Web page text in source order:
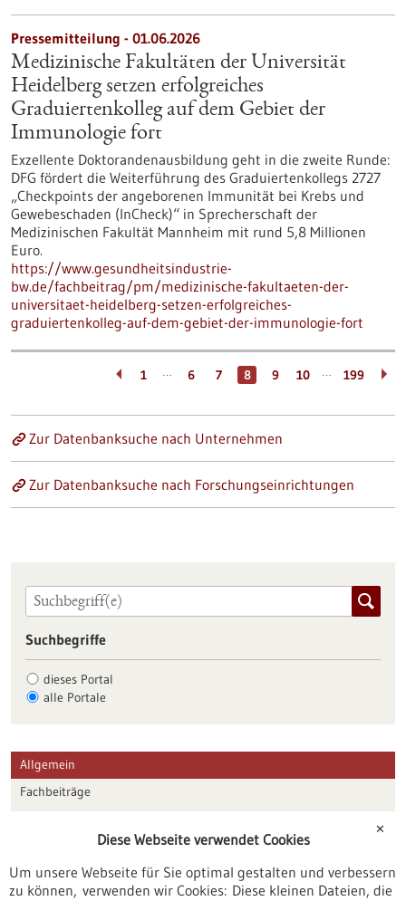
Pressemitteilung - 01.06.2026
Medizinische Fakultäten der Universität
Heidelberg setzen erfolgreiches
Graduiertenkolleg auf dem Gebiet der
Immunologie fort
Exzellente Doktorandenausbildung geht in die zweite Runde:
DFG fördert die Weiterführung des Graduiertenkollegs 2727
„Checkpoints der angeborenen Immunität bei Krebs und
Gewebeschaden (InCheck)“ in Sprecherschaft der
Medizinischen Fakultät Mannheim mit rund 5,8 Millionen
Euro.
https://www.gesundheitsindustrie-
bw.de/fachbeitrag/pm/medizinische-fakultaeten-der-
universitaet-heidelberg-setzen-erfolgreiches-
graduiertenkolleg-auf-dem-gebiet-der-immunologie-fort
1 … 6 7 8 9 10 … 199
Zur Datenbanksuche nach Unternehmen
Zur Datenbanksuche nach Forschungseinrichtungen
Suchbegriffe
dieses Portal
alle Portale
Allgemein
Fachbeiträge
Veranstaltungen
Erscheinungsdatum
✕
Diese Webseite verwendet Cookies
Um unsere Webseite für Sie optimal gestalten und verbessern
zu können, verwenden wir Cookies: Diese kleinen Dateien, die